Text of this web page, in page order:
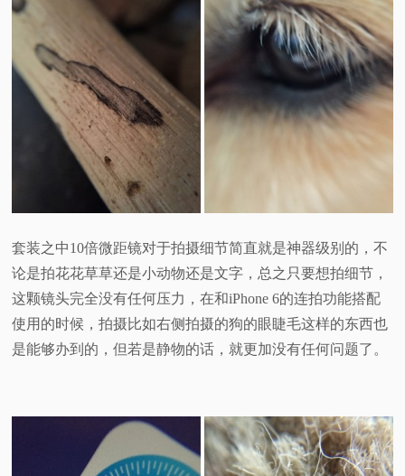
套装之中10倍微距镜对于拍摄细节简直就是神器级别的，不
论是拍花花草草还是小动物还是文字，总之只要想拍细节，
这颗镜头完全没有任何压力，在和iPhone 6的连拍功能搭配
使用的时候，拍摄比如右侧拍摄的狗的眼睫毛这样的东西也
是能够办到的，但若是静物的话，就更加没有任何问题了。